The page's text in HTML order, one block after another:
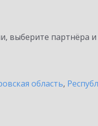
выберите партнёра
область,